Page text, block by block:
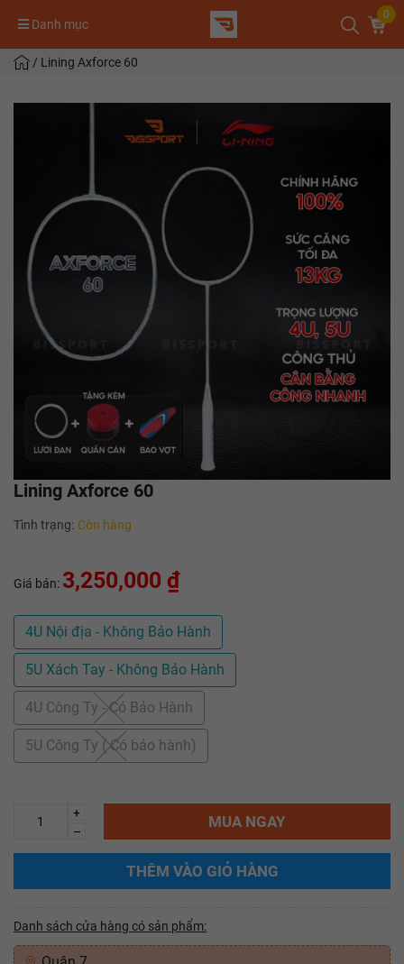
Danh mục
0
/ Lining Axforce 60
Lining Axforce 60
Tình trạng: Còn hàng
Giá bán: 3,250,000 ₫
4U Nội địa - Không Bảo Hành
5U Xách Tay - Không Bảo Hành
4U Công Ty - Có Bảo Hành
5U Công Ty ( Có bảo hành)
+
–
MUA NGAY
THÊM VÀO GIỎ HÀNG
Danh sách cửa hàng có sản phẩm: